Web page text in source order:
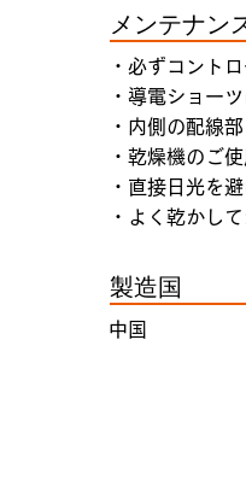
メンテナン
・必ずコント
・導電ショー
・内側の配線
・乾燥機のご
・直接日光を
・よく乾かし
製造国
中国